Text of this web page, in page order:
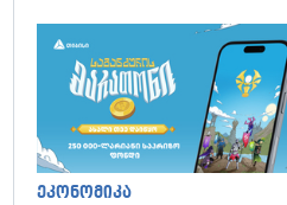
ეკონომიკა